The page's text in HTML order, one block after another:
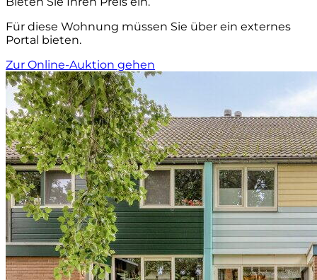
Für diese Wohnung müssen Sie über ein externes
Portal bieten.
Zur Online-Auktion gehen